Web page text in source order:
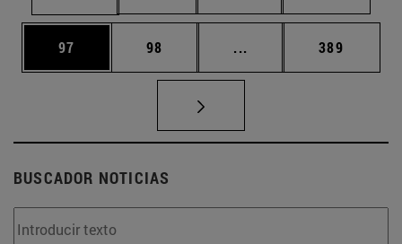
Página
97 Página
98 ... Páginas intermedias
Página
389
BUSCADOR NOTICIAS